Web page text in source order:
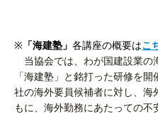
※ 「海建塾」 各講座の概要はこ
当協会では、わが国建設業の
「海建塾」と銘打った研修を
社の海外要員候補者に対し、海
もに、海外勤務にあたっての不